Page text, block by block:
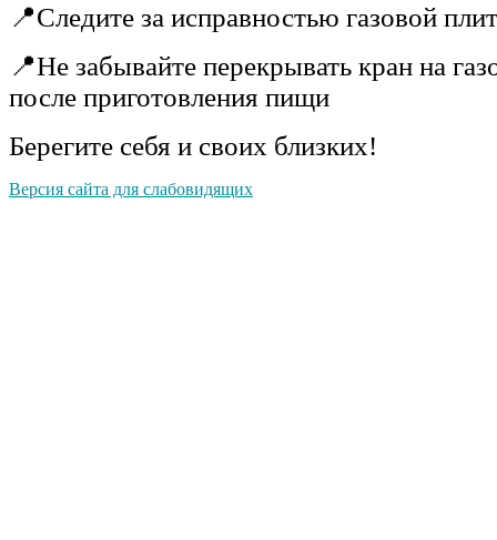
📍Следите за исправностью газовой
📍Не забывайте перекрывать кран на
после приготовления пищи
Берегите себя и своих близких!
Версия сайта для слабовидящих